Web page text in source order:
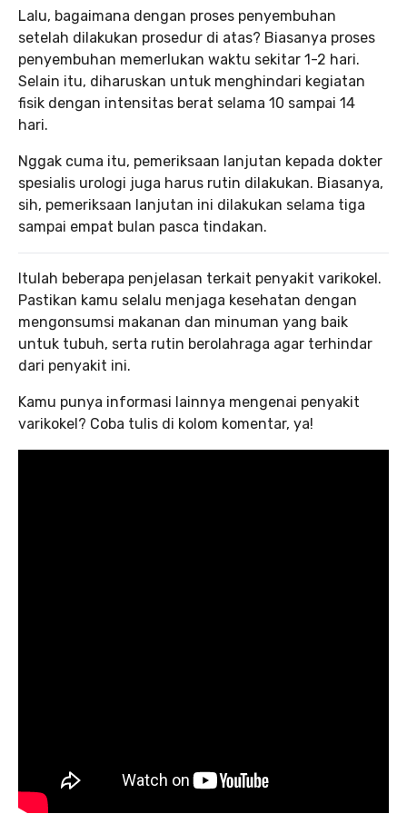
Lalu, bagaimana dengan proses penyembuhan
setelah dilakukan prosedur di atas? Biasanya proses
penyembuhan memerlukan waktu sekitar 1-2 hari.
Selain itu, diharuskan untuk menghindari kegiatan
fisik dengan intensitas berat selama 10 sampai 14
hari.
Nggak cuma itu, pemeriksaan lanjutan kepada dokter
spesialis urologi juga harus rutin dilakukan. Biasanya,
sih, pemeriksaan lanjutan ini dilakukan selama tiga
sampai empat bulan pasca tindakan.
Itulah beberapa penjelasan terkait penyakit varikokel.
Pastikan kamu selalu menjaga kesehatan dengan
mengonsumsi makanan dan minuman yang baik
untuk tubuh, serta rutin berolahraga agar terhindar
dari penyakit ini.
Kamu punya informasi lainnya mengenai penyakit
varikokel? Coba tulis di kolom komentar, ya!